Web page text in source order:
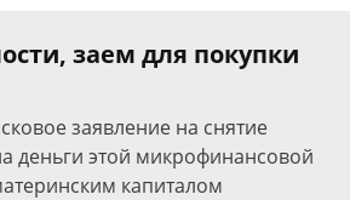
заем для покупки
заявление на снятие
деньги этой микрофинансовой
капиталом